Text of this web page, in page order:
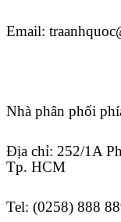
Email:
Nhà phân phối
Địa chỉ: 252/1A
Tp. HCM
Tel: (0258) 888